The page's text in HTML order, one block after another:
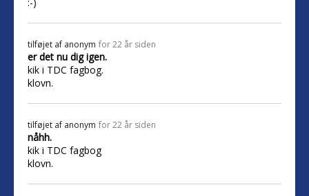
tilføjet af anonym for 22 år siden
er det nu dig igen.
kik i TDC fagbog.
klovn.
tilføjet af anonym for 22 år siden
nåhh.
kik i TDC fagbog
klovn.